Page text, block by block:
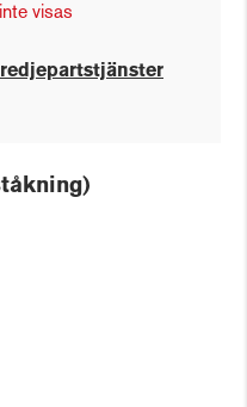
visas